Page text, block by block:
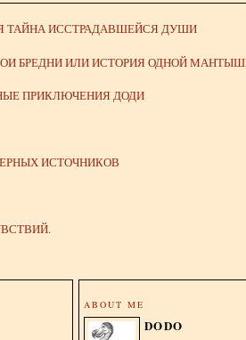
ТАЙНА ИССТРАДАВШЕЙСЯ ДУШИ
БРЕДНИ ИЛИ ИСТОРИЯ ОДНОЙ
ПРИКЛЮЧЕНИЯ ДОДИ
ИСТОЧНИКОВ
ABOUT ME
DODO